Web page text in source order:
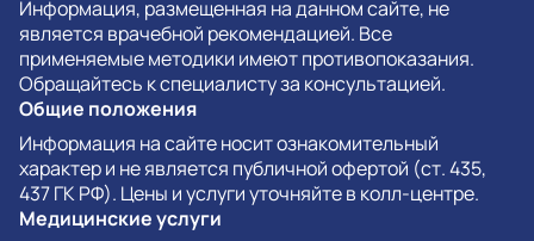
Информация, размещенная на данном сайте, не
является врачебной рекомендацией. Все
применяемые методики имеют противопоказания.
Обращайтесь к специалисту за консультацией.
Общие положения
Информация на сайте носит ознакомительный
характер и не является публичной офертой (ст. 435,
437 ГК РФ). Цены и услуги уточняйте в колл-центре.
Медицинские услуги